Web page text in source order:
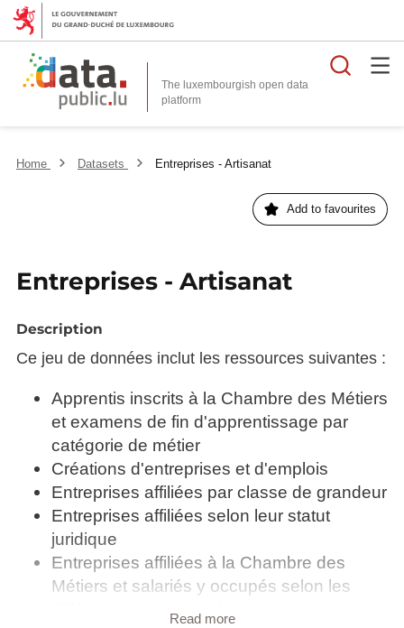
The luxembourgish open data
platform
Home Datasets Entreprises - Artisanat
Add to favourites
Entreprises - Artisanat
Description
Ce jeu de données inclut les ressources suivantes :
Apprentis inscrits à la Chambre des Métiers
et examens de fin d'apprentissage par
catégorie de métier
Créations d'entreprises et d'emplois
Entreprises affiliées par classe de grandeur
Entreprises affiliées selon leur statut
juridique
Entreprises affiliées à la Chambre des
Métiers et salariés y occupés selon les
différents corps de métiers
Read more